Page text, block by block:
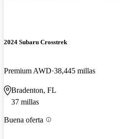
2024 Subaru Crosstrek
Premium AWD 38,445 millas
Bradenton, FL
37 millas
Buena oferta